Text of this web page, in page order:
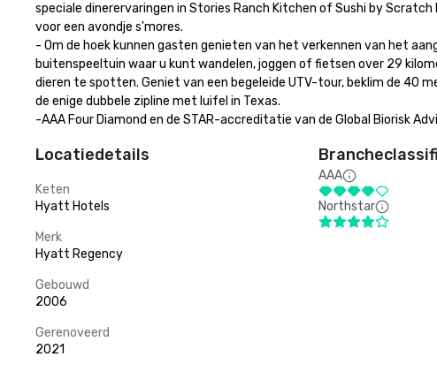
speciale dinerervaringen in Stories Ranch Kitchen of Sushi by
voor een avondje s'mores.
- Om de hoek kunnen gasten genieten van het verkennen van het
buitenspeeltuin waar u kunt wandelen, joggen of fietsen over 29
dieren te spotten. Geniet van een begeleide UTV-tour, beklim de 40
de enige dubbele zipline met luifel in Texas.
-AAA Four Diamond en de STAR-accreditatie van de Global Biorisk
Locatiedetails
Keten
Hyatt Hotels
Merk
Hyatt Regency
Gebouwd
2006
Gerenoveerd
2021
AAA
Northstar